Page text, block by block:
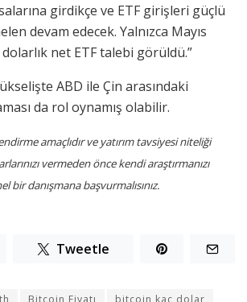
girdikçe ve ETF girişleri güçlü
devam edecek. Yalnızca Mayıs
net ETF talebi görüldü.”
ABD ile Çin arasındaki
da rol oynamış olabilir.
amaçlıdır ve yatırım tavsiyesi niteliği
vermeden önce kendi araştırmanızı
bir danışmana başvurmalısınız.
Tweetle